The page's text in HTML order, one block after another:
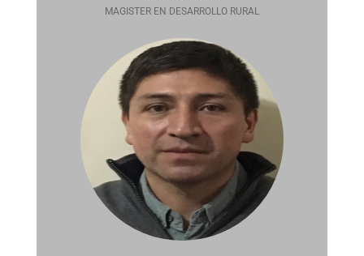
MAGISTER EN DESARROLLO RURAL